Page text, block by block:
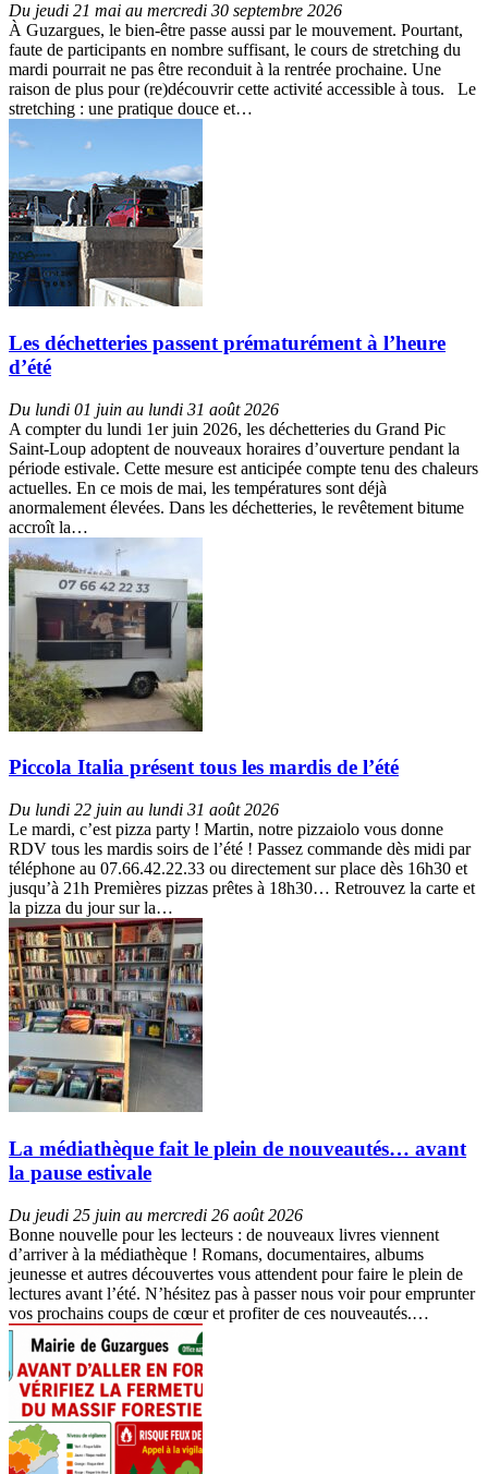
Du jeudi 21 mai au mercredi 30 septembre 2026
À Guzargues, le bien-être passe aussi par le mouvement. Pourtant,
faute de participants en nombre suffisant, le cours de stretching du
mardi pourrait ne pas être reconduit à la rentrée prochaine. Une
raison de plus pour (re)découvrir cette activité accessible à tous. Le
stretching : une pratique douce et…
Les déchetteries passent prématurément à l’heure
d’été
Du lundi 01 juin au lundi 31 août 2026
A compter du lundi 1er juin 2026, les déchetteries du Grand Pic
Saint-Loup adoptent de nouveaux horaires d’ouverture pendant la
période estivale. Cette mesure est anticipée compte tenu des chaleurs
actuelles. En ce mois de mai, les températures sont déjà
anormalement élevées. Dans les déchetteries, le revêtement bitume
accroît la…
Piccola Italia présent tous les mardis de l’été
Du lundi 22 juin au lundi 31 août 2026
Le mardi, c’est pizza party ! Martin, notre pizzaiolo vous donne
RDV tous les mardis soirs de l’été ! Passez commande dès midi par
téléphone au 07.66.42.22.33 ou directement sur place dès 16h30 et
jusqu’à 21h Premières pizzas prêtes à 18h30… Retrouvez la carte et
la pizza du jour sur la…
La médiathèque fait le plein de nouveautés… avant
la pause estivale
Du jeudi 25 juin au mercredi 26 août 2026
Bonne nouvelle pour les lecteurs : de nouveaux livres viennent
d’arriver à la médiathèque ! Romans, documentaires, albums
jeunesse et autres découvertes vous attendent pour faire le plein de
lectures avant l’été. N’hésitez pas à passer nous voir pour emprunter
vos prochains coups de cœur et profiter de ces nouveautés.…